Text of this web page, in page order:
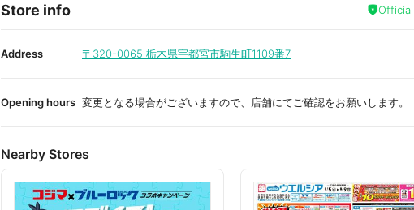
i
t
Store info
Address 〒320-0065 栃木県宇都宮市駒生町1109番7
Opening hours 変更となる場合がございますので、店舗にてご確認をお願いします。
Nearby Stores